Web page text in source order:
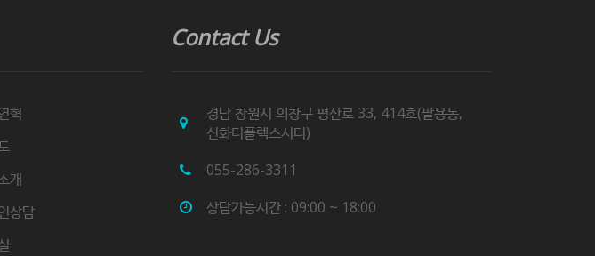
혁
개
상담
Contact Us
경남 창원시 의창구 평산로 33, 414호(팔용동,
신화더플렉스시티)
055-286-3311
상담가능시간 : 09:00 ~ 18:00